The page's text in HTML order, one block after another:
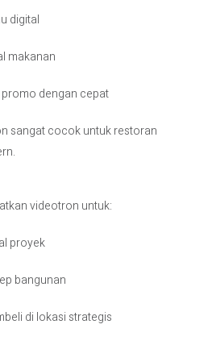
digital
makanan
dengan cepat
sangat cocok untuk restoran
videotron untuk:
proyek
bangunan
di lokasi strategis